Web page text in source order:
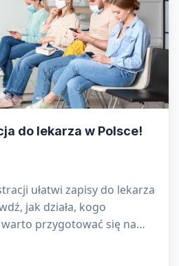
do lekarza w Polsce!
ułatwi zapisy do lekarza
jak działa, kogo
przygotować się na